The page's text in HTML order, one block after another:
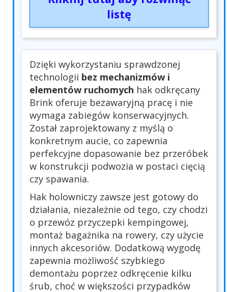
listę
Dzięki wykorzystaniu sprawdzonej
technologii bez mechanizmów i
elementów ruchomych hak odkręcany
Brink oferuje bezawaryjną pracę i nie
wymaga zabiegów konserwacyjnych.
Został zaprojektowany z myślą o
konkretnym aucie, co zapewnia
perfekcyjne dopasowanie bez przeróbek
w konstrukcji podwozia w postaci cięcią
czy spawania.
Hak holowniczy zawsze jest gotowy do
działania, niezależnie od tego, czy chodzi
o przewóz przyczepki kempingowej,
montaż bagażnika na rowery, czy użycie
innych akcesoriów. Dodatkową wygodę
zapewnia możliwość szybkiego
demontażu poprzez odkręcenie kilku
śrub, choć w większości przypadków